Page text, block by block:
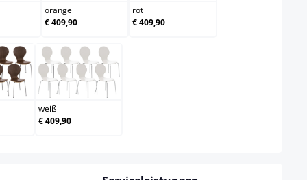
orange
€ 409,90
rot
€ 409,90
weiß
weiß
€ 409,90